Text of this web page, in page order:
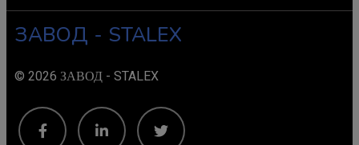
ЗАВОД - STALEX
© 2026 ЗАВОД - STALEX